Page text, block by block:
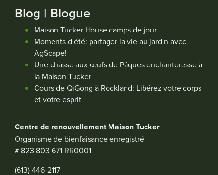
Blog | Blogue
Maison Tucker House camps de jour
Moments d’été: partager la vie au jardin avec
AgScape!
Une chasse aux œufs de Pâques enchanteresse à
la Maison Tucker
Cours de QiGong à Rockland: Libérez votre corps
et votre esprit
Centre de renouvellement Maison Tucker
Organisme de bienfaisance enregistré
# 823 803 671 RR0001
(613) 446-2117